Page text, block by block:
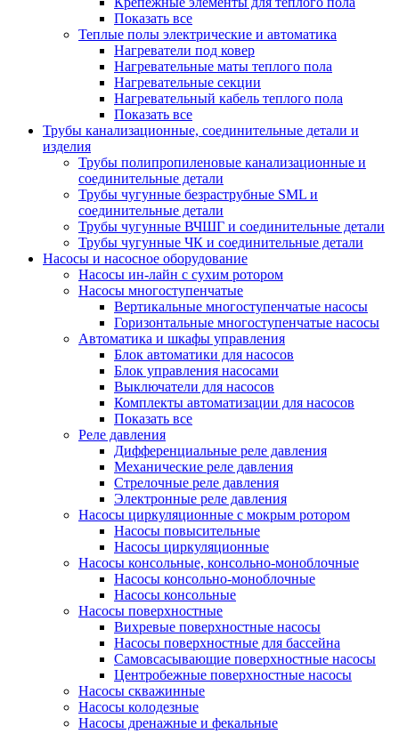
Показать все
Теплые полы электрические и автоматика
Нагреватели под ковер
Нагревательные маты теплого пола
Нагревательные секции
Нагревательный кабель теплого пола
Показать все
Трубы канализационные, соединительные детали и
изделия
Трубы полипропиленовые канализационные и
соединительные детали
Трубы чугунные безраструбные SML и
соединительные детали
Трубы чугунные ВЧШГ и соединительные детали
Трубы чугунные ЧК и соединительные детали
Насосы и насосное оборудование
Насосы ин-лайн с сухим ротором
Насосы многоступенчатые
Вертикальные многоступенчатые насосы
Горизонтальные многоступенчатые насосы
Автоматика и шкафы управления
Блок автоматики для насосов
Блок управления насосами
Выключатели для насосов
Комплекты автоматизации для насосов
Показать все
Реле давления
Дифференциальные реле давления
Механические реле давления
Стрелочные реле давления
Электронные реле давления
Насосы циркуляционные с мокрым ротором
Насосы повысительные
Насосы циркуляционные
Насосы консольные, консольно-моноблочные
Насосы консольно-моноблочные
Насосы консольные
Насосы поверхностные
Вихревые поверхностные насосы
Насосы поверхностные для бассейна
Самовсасывающие поверхностные насосы
Центробежные поверхностные насосы
Насосы скважинные
Насосы колодезные
Насосы дренажные и фекальные